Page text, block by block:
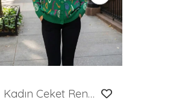
Kadın Ceket Renkli Desenli V Yaka Düğmeli Kadın Ceket